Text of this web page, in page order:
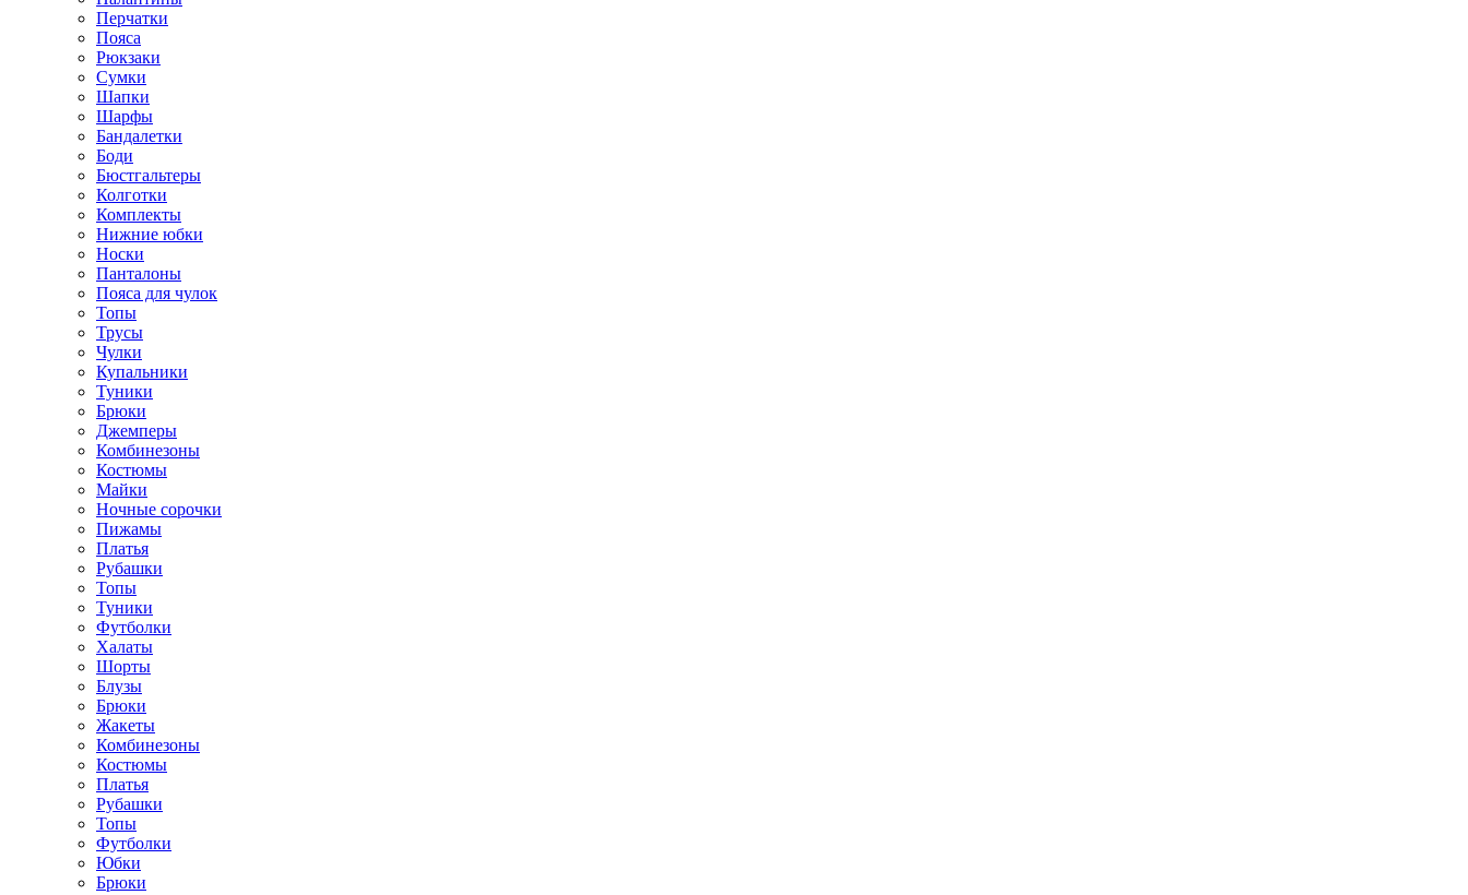
Перчатки
Пояса
Рюкзаки
Сумки
Шапки
Шарфы
Бандалетки
Боди
Бюстгальтеры
Колготки
Комплекты
Нижние юбки
Носки
Панталоны
Поясa для чулок
Топы
Трусы
Чулки
Купальники
Туники
Брюки
Джемперы
Комбинезоны
Костюмы
Майки
Ночные сорочки
Пижамы
Платья
Рубашки
Топы
Туники
Футболки
Халаты
Шорты
Блузы
Брюки
Жакеты
Комбинезоны
Костюмы
Платья
Рубашки
Топы
Футболки
Юбки
Брюки